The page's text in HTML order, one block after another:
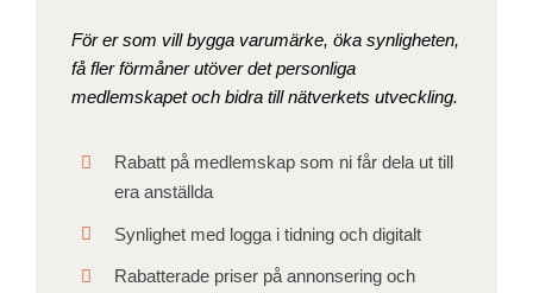
För er som vill bygga varumärke, öka synligheten,
få fler förmåner utöver det personliga
medlemskapet och bidra till nätverkets utveckling.
Rabatt på medlemskap som ni får dela ut till
era anställda
Synlighet med logga i tidning och digitalt
Rabatterade priser på annonsering och